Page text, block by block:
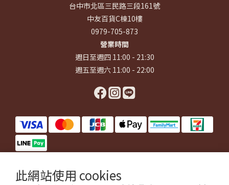
此網站使用 cookies
台中市北區三民路三段161號
中友百貨C棟10樓
0979-705-873
營業時間
週日至週四 11:00 - 21:30
週五至週六 11:00 - 22:00
$TWD 繁體中文